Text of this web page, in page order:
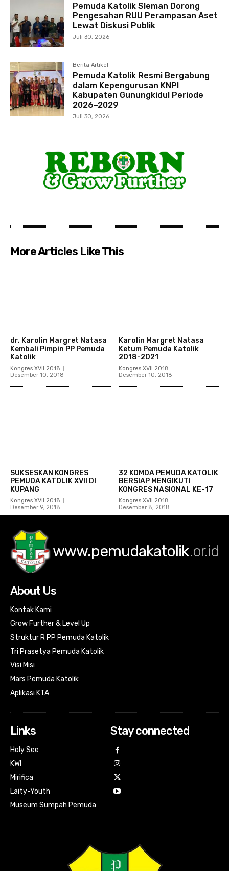
Pemuda Katolik Sleman Dorong
Pengesahan RUU Perampasan Aset
Lewat Diskusi Publik
Juli 30, 2026
Berita Artikel
Pemuda Katolik Resmi Bergabung
dalam Kepengurusan KNPI
Kabupaten Gunungkidul Periode
2026–2029
Juli 30, 2026
More Articles Like This
dr. Karolin Margret Natasa
Kembali Pimpin PP Pemuda
Katolik
Kongres XVII 2018
Desember 10, 2018
Karolin Margret Natasa
Ketum Pemuda Katolik
2018-2021
Kongres XVII 2018
Desember 10, 2018
SUKSESKAN KONGRES
PEMUDA KATOLIK XVII DI
KUPANG
Kongres XVII 2018
Desember 9, 2018
32 KOMDA PEMUDA KATOLIK
BERSIAP MENGIKUTI
KONGRES NASIONAL KE-17
Kongres XVII 2018
Desember 8, 2018
www.pemudakatolik.or.id
About Us
Kontak Kami
Grow Further & Level Up
Struktur R PP Pemuda Katolik
Tri Prasetya Pemuda Katolik
Visi Misi
Mars Pemuda Katolik
Aplikasi KTA
Links
Holy See
KWI
Mirifica
Laity-Youth
Museum Sumpah Pemuda
Stay connected